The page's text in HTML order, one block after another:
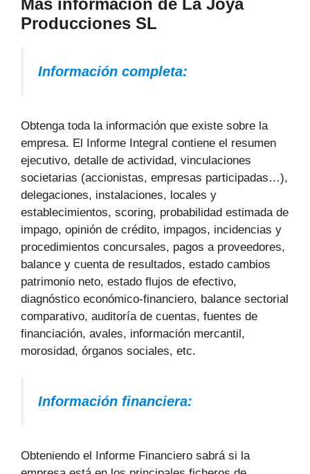
Más información de La Joya
Producciones SL
Información completa:
Obtenga toda la información que existe sobre la
empresa. El Informe Integral contiene el resumen
ejecutivo, detalle de actividad, vinculaciones
societarias (accionistas, empresas participadas…),
delegaciones, instalaciones, locales y
establecimientos, scoring, probabilidad estimada de
impago, opinión de crédito, impagos, incidencias y
procedimientos concursales, pagos a proveedores,
balance y cuenta de resultados, estado cambios
patrimonio neto, estado flujos de efectivo,
diagnóstico económico-financiero, balance sectorial
comparativo, auditoría de cuentas, fuentes de
financiación, avales, información mercantil,
morosidad, órganos sociales, etc.
Información financiera:
Obteniendo el Informe Financiero sabrá si la